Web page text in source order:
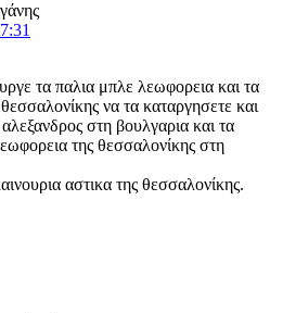
τα παλια μπλε λεωφορεια και τα
να τα καταργησετε και
στη βουλγαρια και τα
της θεσσαλονίκης στη
αστικα της θεσσαλονίκης.